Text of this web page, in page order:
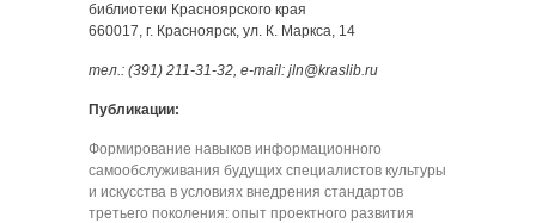
библиотеки Красноярского края
660017, г. Красноярск, ул. К. Маркса, 14
тел.: (391) 211-31-32, e-mail: jln@kraslib.ru
Публикации:
Формирование навыков информационного
самообслуживания будущих специалистов культуры
и искусства в условиях внедрения стандартов
третьего поколения: опыт проектного развития